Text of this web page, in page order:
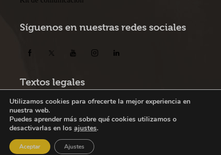
Síguenos en nuestras redes sociales
Textos legales
Política de privacidad | Política de cookies Aviso legal
Condiciones
Utilizamos cookies para ofrecerte la mejor experiencia en
nuestra web.
Puedes aprender más sobre qué cookies utilizamos o
desactivarlas en los ajustes.
Aceptar Ajustes